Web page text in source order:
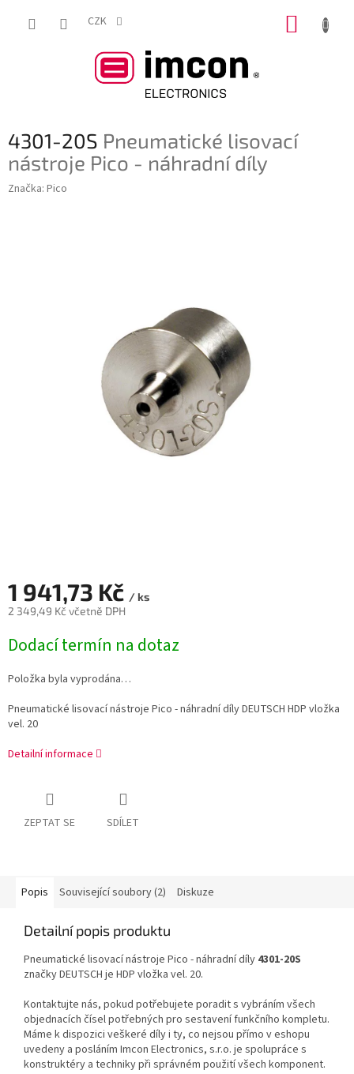
CZK
4301-20S Pneumatické lisovací
nástroje Pico - náhradní díly
Značka: Pico
1 941,73 Kč / ks
2 349,49 Kč včetně DPH
cena:
Dodací termín na dotaz
Položka byla vyprodána…
Pneumatické lisovací nástroje Pico - náhradní díly DEUTSCH HDP vložka
vel. 20
Detailní informace
ZEPTAT SE SDÍLET
Popis Související soubory (2) Diskuze
Detailní popis produktu
Pneumatické lisovací nástroje Pico - náhradní díly 4301-20S
značky DEUTSCH je HDP vložka vel. 20.
Kontaktujte nás, pokud potřebujete poradit s vybráním všech
objednacích čísel potřebných pro sestavení funkčního kompletu.
Máme k dispozici veškeré díly i ty, co nejsou přímo v eshopu
uvedeny a posláním Imcon Electronics, s.r.o. je spolupráce s
konstruktéry a techniky při správném použití všech komponent.